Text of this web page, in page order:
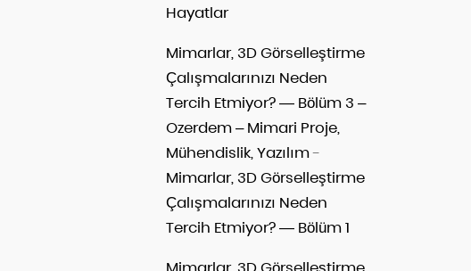
Hayatlar
Mimarlar, 3D Görselleştirme
Çalışmalarınızı Neden
Tercih Etmiyor? — Bölüm 3 –
Ozerdem – Mimari Proje,
Mühendislik, Yazılım-
Mimarlar, 3D Görselleştirme
Çalışmalarınızı Neden
Tercih Etmiyor? — Bölüm 1